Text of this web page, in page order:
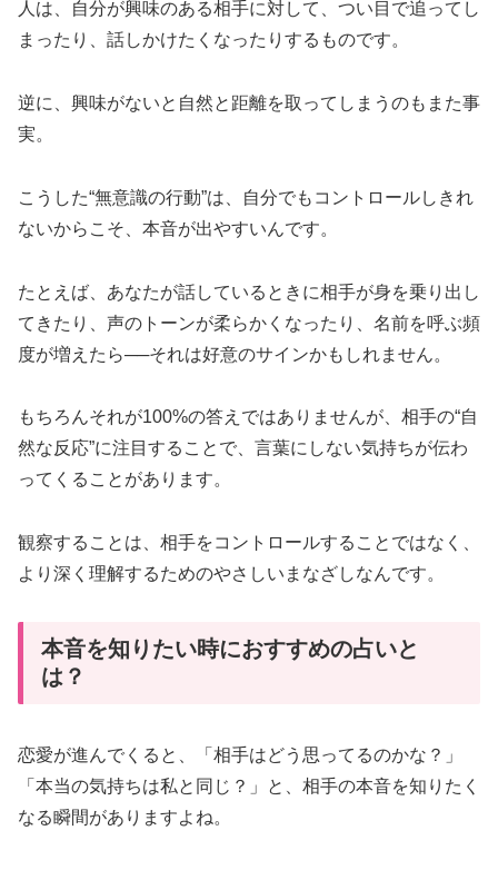
人は、自分が興味のある相手に対して、つい目で追ってし
まったり、話しかけたくなったりするものです。
逆に、興味がないと自然と距離を取ってしまうのもまた事
実。
こうした“無意識の行動”は、自分でもコントロールしきれ
ないからこそ、本音が出やすいんです。
たとえば、あなたが話しているときに相手が身を乗り出し
てきたり、声のトーンが柔らかくなったり、名前を呼ぶ頻
度が増えたら──それは好意のサインかもしれません。
もちろんそれが100%の答えではありませんが、相手の“自
然な反応”に注目することで、言葉にしない気持ちが伝わ
ってくることがあります。
観察することは、相手をコントロールすることではなく、
より深く理解するためのやさしいまなざしなんです。
本音を知りたい時におすすめの占いと
は？
恋愛が進んでくると、「相手はどう思ってるのかな？」
「本当の気持ちは私と同じ？」と、相手の本音を知りたく
なる瞬間がありますよね。